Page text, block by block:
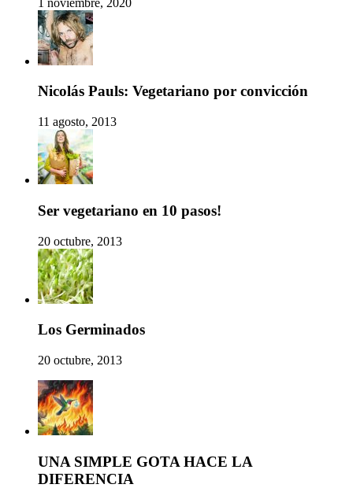
Nicolás Pauls: Vegetariano por convicción
11 agosto, 2013
Ser vegetariano en 10 pasos!
20 octubre, 2013
Los Germinados
20 octubre, 2013
UNA SIMPLE GOTA HACE LA
DIFERENCIA